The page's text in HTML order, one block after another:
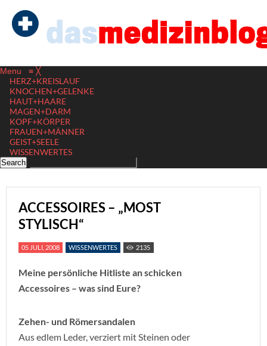
Menu ≡ ╳
HERZ+KREISLAUF
KNOCHEN+GELENKE
HAUT+HAARE
MAGEN+DARM
KOPF+KÖRPER
FRAUEN+MÄNNER
GEIST+SEELE
WISSENWERTES
ACCESSOIRES – „MOST
STYLISCH“
05 JULI, 2008 WISSENWERTES 2135
Meine persönliche Hitliste an schicken
Accessoires – was sind Eure?
Zehen- und Römersandalen
Aus edlem Leder, verziert mit Steinen oder